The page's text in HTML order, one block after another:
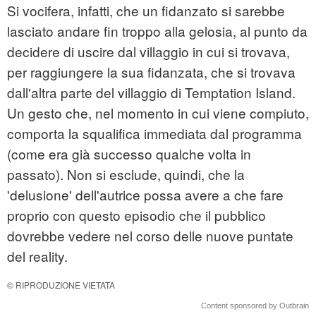
Si vocifera, infatti, che un fidanzato si sarebbe
lasciato andare fin troppo alla gelosia, al punto da
decidere di uscire dal villaggio in cui si trovava,
per raggiungere la sua fidanzata, che si trovava
dall'altra parte del villaggio di Temptation Island.
Un gesto che, nel momento in cui viene compiuto,
comporta la squalifica immediata dal programma
(come era già successo qualche volta in
passato). Non si esclude, quindi, che la
'delusione' dell'autrice possa avere a che fare
proprio con questo episodio che il pubblico
dovrebbe vedere nel corso delle nuove puntate
del reality.
© RIPRODUZIONE VIETATA
Content sponsored by Outbrain